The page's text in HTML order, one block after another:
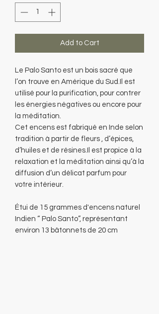
Add to Cart
Le Palo Santo est un bois sacré que
l’on trouve en Amérique du Sud.Il est
utilisé pour la purification, pour contrer
les énergies négatives ou encore pour
la méditation.
Cet encens est fabriqué en Inde selon
tradition à partir de fleurs , d’épices,
d’huiles et de résines.Il est propice à la
relaxation et la méditation ainsi qu’à la
diffusion d’un délicat parfum pour
votre intérieur.
Étui de 15 grammes d'encens naturel
Indien “ Palo Santo”, représentant
environ 13 bâtonnets de 20 cm